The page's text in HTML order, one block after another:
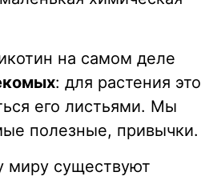
на самом деле
: для растения это
его листьями. Мы
полезные, привычки.
миру существуют